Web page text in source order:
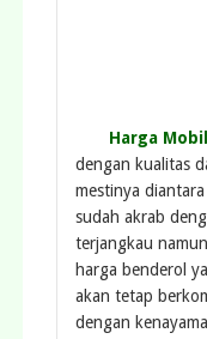
Harga
dengan kualitas
mestinya
sudah akrab
terjangkau
harga benderol
akan tetap
dengan